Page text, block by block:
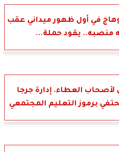
في أول ظهور ميداني عقب
منصبه.. يقود حملة...
لأصحاب العطاء. إدارة جرجا
برموز التعليم المجتمعي